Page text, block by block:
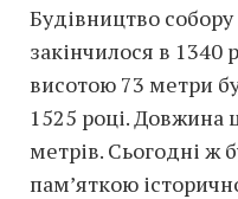
Будівництво собору
закінчилося в 1340
висотою 73 метри
1525 році. Довжина
метрів. Сьогодні ж
пам’яткою